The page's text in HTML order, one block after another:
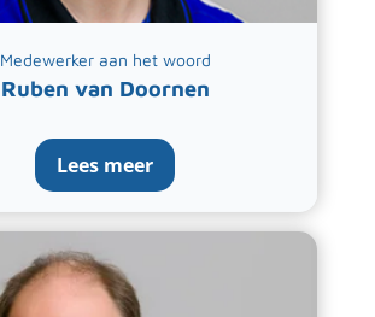
Medewerker aan het woord
Ruben van Doornen
Lees meer